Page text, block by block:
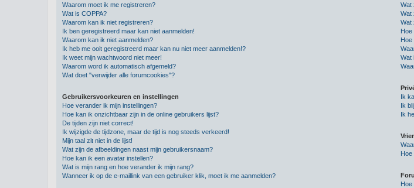
Waarom moet ik me registreren?
Wat is COPPA?
Waarom kan ik niet registreren?
Ik ben geregistreerd maar kan niet aanmelden!
Waarom kan ik niet aanmelden?
Ik heb me ooit geregistreerd maar kan nu niet meer aanmelden!?
Ik weet mijn wachtwoord niet meer!
Waarom word ik automatisch afgemeld?
Wat doet "verwijder alle forumcookies"?
Gebruikersvoorkeuren en instellingen
Hoe verander ik mijn instellingen?
Hoe kan ik onzichtbaar zijn in de online gebruikers lijst?
De tijden zijn niet correct!
Ik wijzigde de tijdzone, maar de tijd is nog steeds verkeerd!
Mijn taal zit niet in de lijst!
Wat zijn de afbeeldingen naast mijn gebruikersnaam?
Hoe kan ik een avatar instellen?
Wat is mijn rang en hoe verander ik mijn rang?
Wanneer ik op de e-maillink van een gebruiker klik, moet ik me aanmelden?
Wat
Wat
Wat
Hoe
Hoe
Wat
Ik
Ik
Ik
Hoe
Hoe